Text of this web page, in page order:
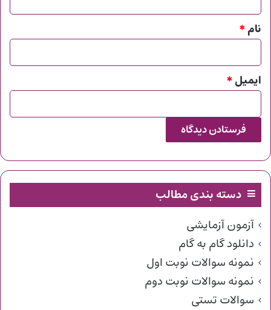
*
نام*
ایمیل*
دسته بندی مطالب
آزمون آزمایشی
دانلود گام به گام
نمونه سوالات نوبت اول
نمونه سوالات نوبت دوم
سوالات تستی